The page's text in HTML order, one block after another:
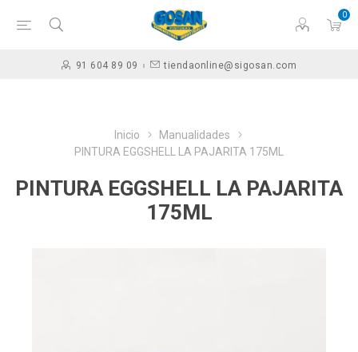
0
91 604 89 09 tiendaonline@sigosan.com
Inicio
Manualidades
PINTURA EGGSHELL LA PAJARITA 175ML
PINTURA EGGSHELL LA PAJARITA
175ML